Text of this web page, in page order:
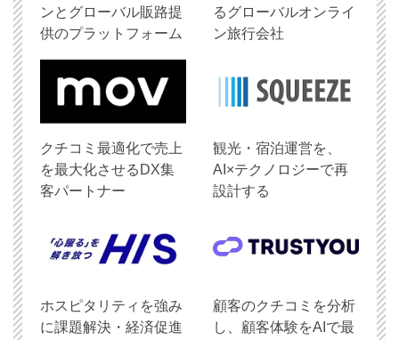
ンとグローバル販路提
供のプラットフォーム
るグローバルオンライ
ン旅行会社
クチコミ最適化で売上
を最大化させるDX集
客パートナー
観光・宿泊運営を、
AI×テクノロジーで再
設計する
ホスピタリティを強み
に課題解決・経済促進
顧客のクチコミを分析
し、顧客体験をAIで最